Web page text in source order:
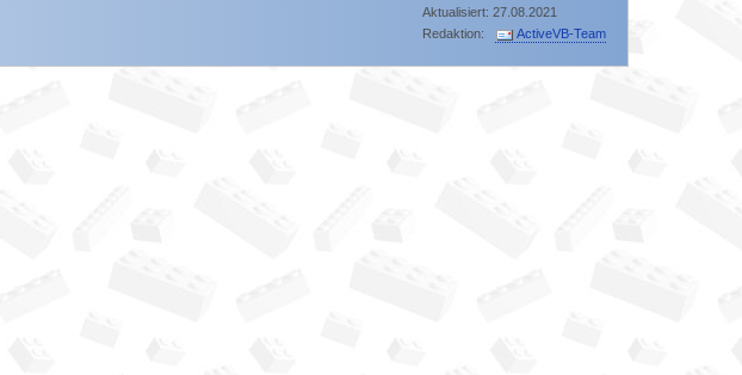
Aktualisiert: 27.08.2021
Redaktion:
ActiveVB-Team